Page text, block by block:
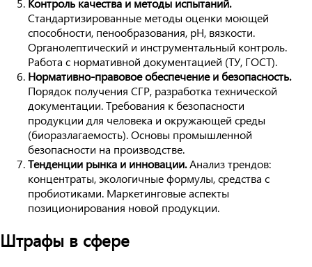
Контроль качества и методы испытаний.
Стандартизированные методы оценки моющей
способности, пенообразования, pH, вязкости.
Органолептический и инструментальный контроль.
Работа с нормативной документацией (ТУ, ГОСТ).
Нормативно-правовое обеспечение и безопасность.
Порядок получения СГР, разработка технической
документации. Требования к безопасности
продукции для человека и окружающей среды
(биоразлагаемость). Основы промышленной
безопасности на производстве.
Тенденции рынка и инновации.Анализ трендов:
концентраты, экологичные формулы, средства с
пробиотиками. Маркетинговые аспекты
позиционирования новой продукции.
Штрафы в сфере